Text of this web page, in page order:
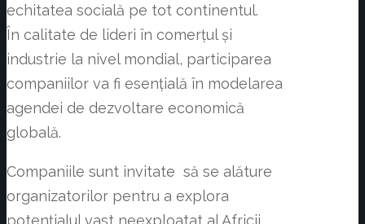
echitatea socială pe tot continentul.
În calitate de lideri în comerțul și
industrie la nivel mondial, participarea
companiilor va fi esențială în modelarea
agendei de dezvoltare economică
globală.
Companiile sunt invitate să se alăture
organizatorilor pentru a explora
potențialul vast neexploatat al Africii,